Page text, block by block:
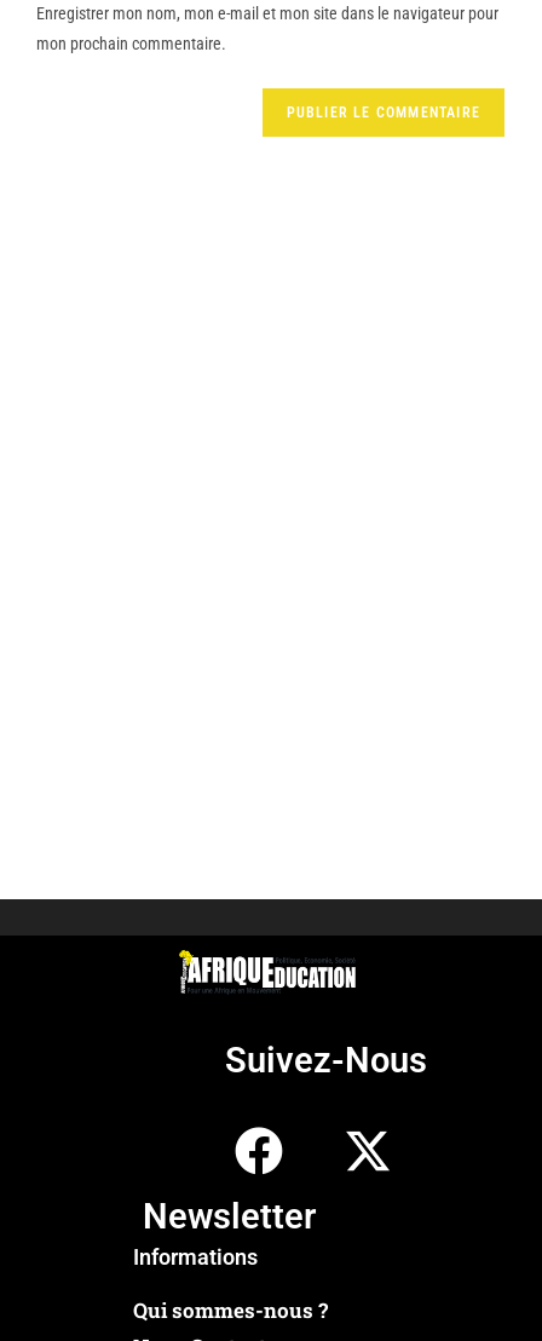
Enregistrer mon nom, mon e-mail et mon site dans le navigateur pour
mon prochain commentaire.
Suivez-Nous
Newsletter
Informations
Qui sommes-nous ?